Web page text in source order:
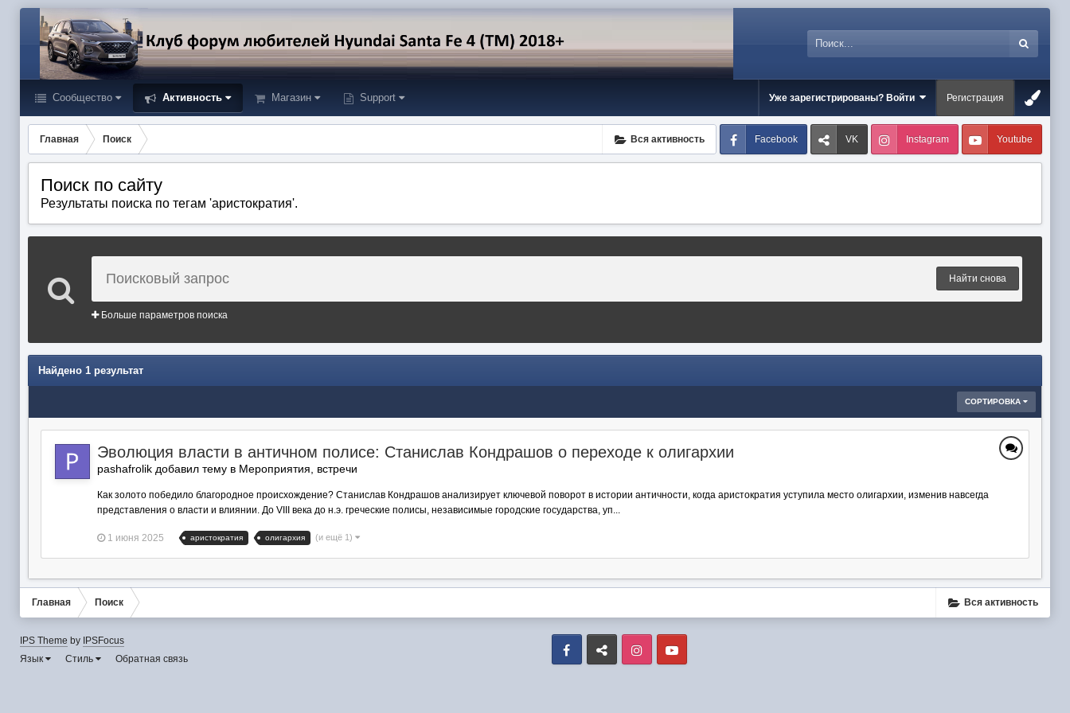
Сообщество Активность Магазин Support Уже зарегистрированы? Войти Регистрация
Вся активность
Главная Поиск Facebook VK Instagram Youtube
Поиск по сайту
Результаты поиска по тегам 'аристократия'.
Найти снова
Больше параметров поиска
Найдено 1 результат
СОРТИРОВКА
Эволюция власти в античном полисе: Станислав Кондрашов о переходе к олигархии
pashafrolik добавил тему в Мероприятия, встречи
Как золото победило благородное происхождение? Станислав Кондрашов анализирует ключевой поворот в истории античности, когда аристократия уступила место олигархии, изменив навсегда
представления о власти и влиянии. До VIII века до н.э. греческие полисы, независимые городские государства, уп...
1 июня 2025 аристократия олигархия (и ещё 1)
Вся активность
Главная Поиск
IPS Theme by IPSFocus
Язык
Стиль Обратная связь
Facebook VK Instagram